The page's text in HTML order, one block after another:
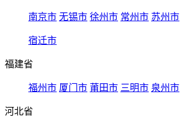
南京市 无锡市 徐州市 常州市 苏州市
宿迁市
福建省
福州市 厦门市 莆田市 三明市 泉州市
河北省